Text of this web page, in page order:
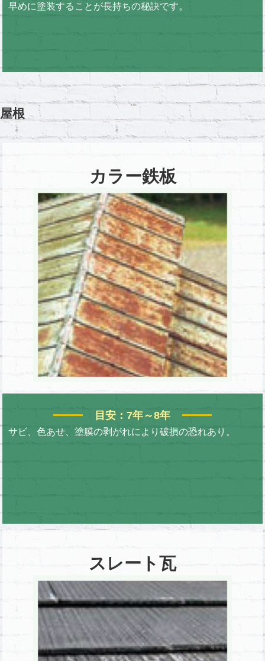
早めに塗装することが長持ちの秘訣です。
屋根
カラー鉄板
目安：7年～8年
サビ、色あせ、塗膜の剥がれにより破損の恐れあり。
スレート瓦